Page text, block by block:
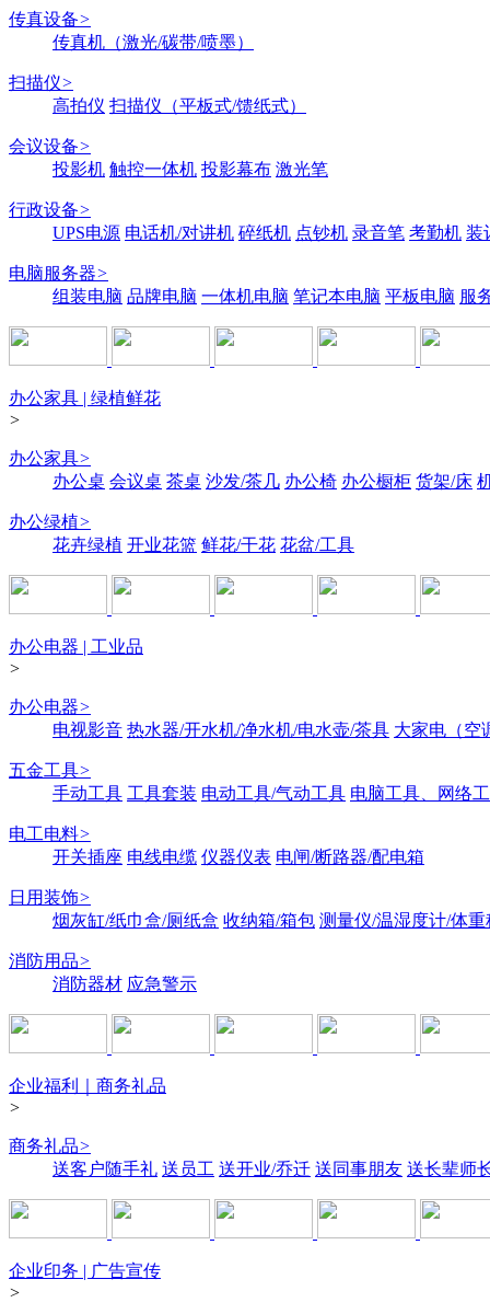
传真设备>
传真机（激光/碳带/喷墨）
扫描仪>
高拍仪 扫描仪（平板式/馈纸式）
会议设备>
投影机 触控一体机 投影幕布 激光笔
行政设备>
UPS电源 电话机/对讲机 碎纸机 点钞机 录音笔 考勤机 装
电脑服务器>
组装电脑 品牌电脑 一体机电脑 笔记本电脑 平板电脑 服
办公家具 | 绿植鲜花
>
办公家具>
办公桌 会议桌 茶桌 沙发/茶几 办公椅 办公橱柜 货架/床
办公绿植>
花卉绿植 开业花篮 鲜花/干花 花盆/工具
办公电器 | 工业品
>
办公电器>
电视影音 热水器/开水机/净水机/电水壶/茶具 大家电（空
五金工具>
手动工具 工具套装 电动工具/气动工具 电脑工具、网络
电工电料>
开关插座 电线电缆 仪器仪表 电闸/断路器/配电箱
日用装饰>
烟灰缸/纸巾盒/厕纸盒 收纳箱/箱包 测量仪/温湿度计/体重
消防用品>
消防器材 应急警示
企业福利｜商务礼品
>
商务礼品>
送客户随手礼 送员工 送开业/乔迁 送同事朋友 送长辈师
企业印务 | 广告宣传
>